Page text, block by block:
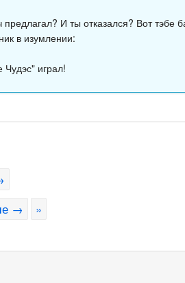
И ты отказался? Вот тэбе
в изумлении:
Чудэс" играл!
→ »